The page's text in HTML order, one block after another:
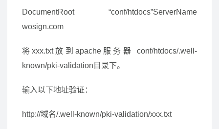
DocumentRoot “conf/htdocs”ServerName
wosign.com
将xxx.txt放到apache服务器 conf/htdocs/.well-
known/pki-validation目录下。
输入以下地址验证：
http://域名/.well-known/pki-validation/xxx.txt